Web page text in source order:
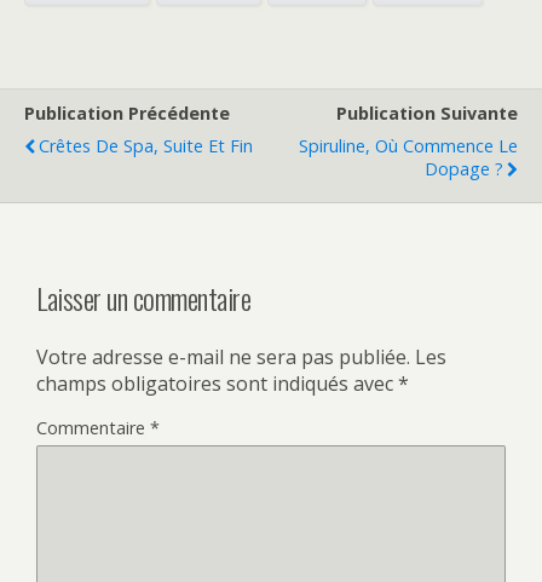
Publication Précédente
Crêtes De Spa, Suite Et Fin
Publication Suivante
Spiruline, Où Commence Le
Dopage ?
Laisser un commentaire
Votre adresse e-mail ne sera pas publiée. Les
champs obligatoires sont indiqués avec*
Commentaire *